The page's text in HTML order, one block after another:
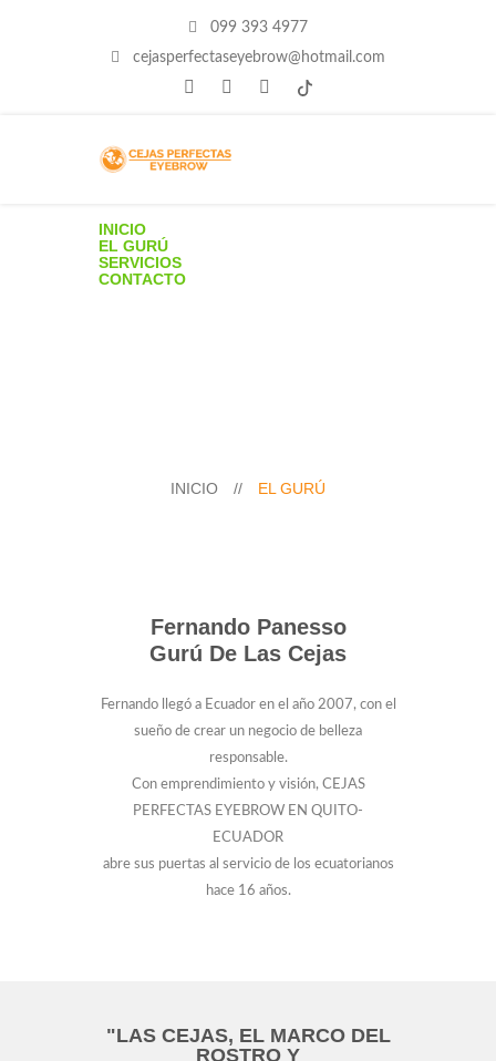
099 393 4977
cejasperfectaseyebrow@hotmail.com
INICIO
EL GURÚ
SERVICIOS
CONTACTO
INICIO // EL GURÚ
Fernando Panesso
Gurú De Las Cejas
Fernando llegó a Ecuador en el año 2007, con el
sueño de crear un negocio de belleza
responsable.
Con emprendimiento y visión, CEJAS
PERFECTAS EYEBROW EN QUITO-
ECUADOR
abre sus puertas al servicio de los ecuatorianos
hace 16 años.
"LAS CEJAS, EL MARCO DEL
ROSTRO Y